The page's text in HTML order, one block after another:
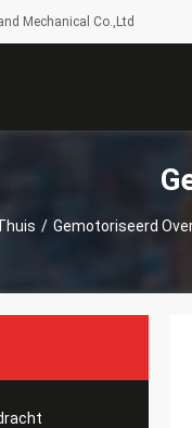
Mechanical Co.,Ltd
/ Gemotoriseerd